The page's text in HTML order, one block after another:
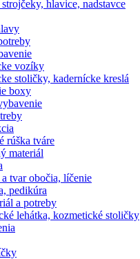
hlavice, nadstavce
vozíky
stoličky, kadernícke kreslá
boxy
rúška tváre
materiál
tvar obočia, líčenie
pedikúra
a potreby
lehátka, kozmetické stoličky